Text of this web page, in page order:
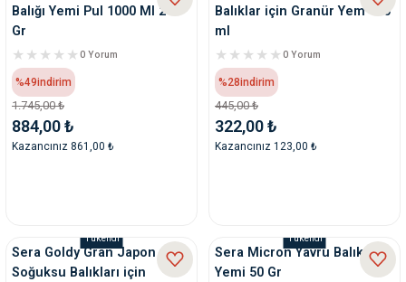
Balığı Yemi Pul 1000 Ml 210
Gr
0 Yorum
%49indirim
1.745,00 ₺
884,00 ₺
Kazancınız 861,00 ₺
Balıklar için Granür Yem 100
ml
0 Yorum
%28indirim
445,00 ₺
322,00 ₺
Kazancınız 123,00 ₺
Tükendi
Sera Goldy Gran Japon ve
Soğuksu Balıkları için
Tükendi
Sera Micron Yavru Balık
Yemi 50 Gr